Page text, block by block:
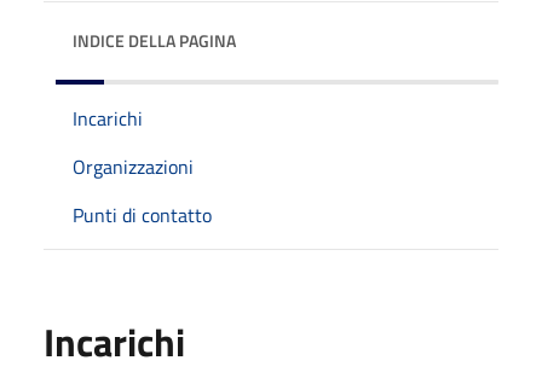
INDICE DELLA PAGINA
Incarichi
Organizzazioni
Punti di contatto
Incarichi